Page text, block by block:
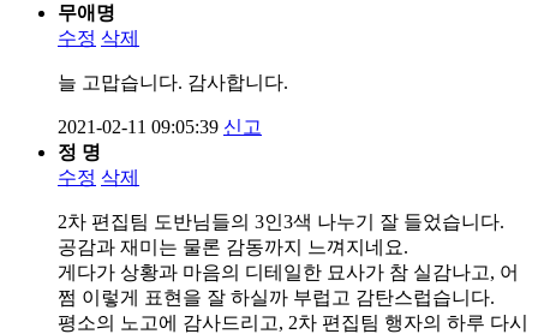
무애명
수정 삭제
늘 고맙습니다. 감사합니다.
2021-02-11 09:05:39 신고
정 명
수정 삭제
2차 편집팀 도반님들의 3인3색 나누기 잘 들었습니다.
공감과 재미는 물론 감동까지 느껴지네요.
게다가 상황과 마음의 디테일한 묘사가 참 실감나고, 어
쩜 이렇게 표현을 잘 하실까 부럽고 감탄스럽습니다.
평소의 노고에 감사드리고, 2차 편집팀 행자의 하루 다시